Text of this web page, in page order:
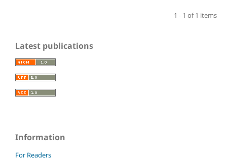
1 - 1 of 1 items
Latest publications
Information
For Readers